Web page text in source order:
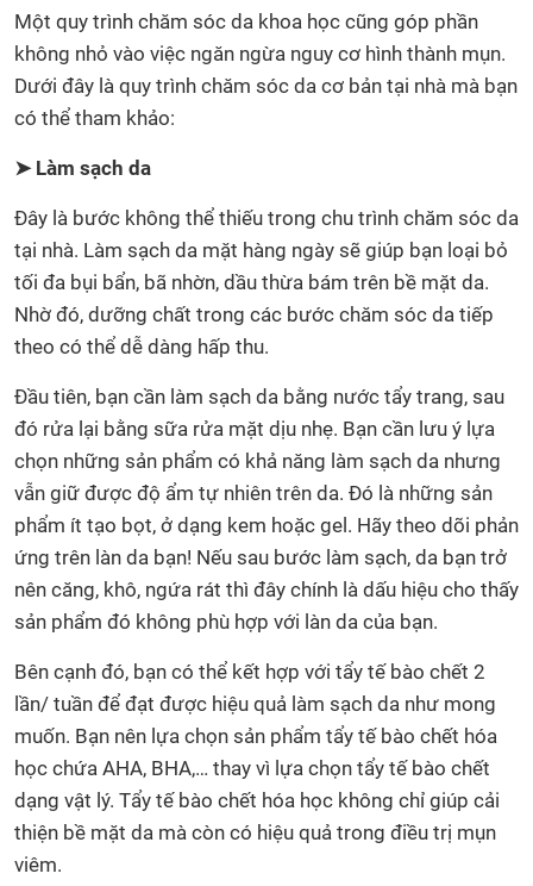
Một quy trình chăm sóc da khoa học cũng góp phần
không nhỏ vào việc ngăn ngừa nguy cơ hình thành mụn.
Dưới đây là quy trình chăm sóc da cơ bản tại nhà mà bạn
có thể tham khảo:
➤ Làm sạch da
Đây là bước không thể thiếu trong chu trình chăm sóc da
tại nhà. Làm sạch da mặt hàng ngày sẽ giúp bạn loại bỏ
tối đa bụi bẩn, bã nhờn, dầu thừa bám trên bề mặt da.
Nhờ đó, dưỡng chất trong các bước chăm sóc da tiếp
theo có thể dễ dàng hấp thu.
Đầu tiên, bạn cần làm sạch da bằng nước tẩy trang, sau
đó rửa lại bằng sữa rửa mặt dịu nhẹ. Bạn cần lưu ý lựa
chọn những sản phẩm có khả năng làm sạch da nhưng
vẫn giữ được độ ẩm tự nhiên trên da. Đó là những sản
phẩm ít tạo bọt, ở dạng kem hoặc gel. Hãy theo dõi phản
ứng trên làn da bạn! Nếu sau bước làm sạch, da bạn trở
nên căng, khô, ngứa rát thì đây chính là dấu hiệu cho thấy
sản phẩm đó không phù hợp với làn da của bạn.
Bên cạnh đó, bạn có thể kết hợp với tẩy tế bào chết 2
lần/ tuần để đạt được hiệu quả làm sạch da như mong
muốn. Bạn nên lựa chọn sản phẩm tẩy tế bào chết hóa
học chứa AHA, BHA,… thay vì lựa chọn tẩy tế bào chết
dạng vật lý. Tẩy tế bào chết hóa học không chỉ giúp cải
thiện bề mặt da mà còn có hiệu quả trong điều trị mụn
viêm.